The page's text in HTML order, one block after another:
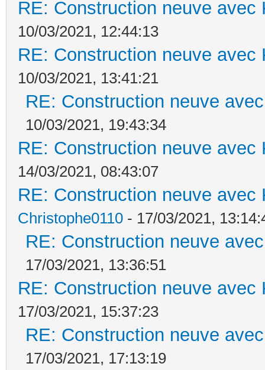
RE: Construction neuve avec
10/03/2021, 12:44:13
RE: Construction neuve avec
10/03/2021, 13:41:21
RE: Construction neuve
10/03/2021, 19:43:34
RE: Construction neuve avec
14/03/2021, 08:43:07
RE: Construction neuve avec
Christophe0110 - 17/03/2021,
RE: Construction neuve
17/03/2021, 13:36:51
RE: Construction neuve avec
17/03/2021, 15:37:23
RE: Construction neuve
17/03/2021, 17:13:19